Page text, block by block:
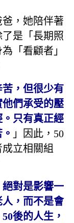
，她陪伴著
是「長期照
「看顧者」
，但很少有
們承受的壓
只有真正經
」因此，50
立相關組
絕對是影響一
，而不是會
50後的人生，